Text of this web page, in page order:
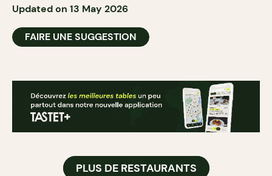
Updated on 13 May 2026
FAIRE UNE SUGGESTION
PLUS DE RESTAURANTS